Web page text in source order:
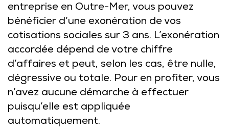
entreprise en Outre-Mer, vous pouvez
bénéficier d’une exonération de vos
cotisations sociales sur 3 ans. L’exonération
accordée dépend de votre chiffre
d’affaires et peut, selon les cas, être nulle,
dégressive ou totale. Pour en profiter, vous
n’avez aucune démarche à effectuer
puisqu’elle est appliquée
automatiquement.